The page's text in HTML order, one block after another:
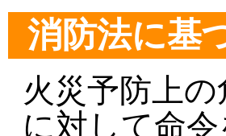
消防法に基
火災予防上
に対して命